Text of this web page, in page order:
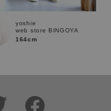
yoshie
web store BINGOYA
164cm